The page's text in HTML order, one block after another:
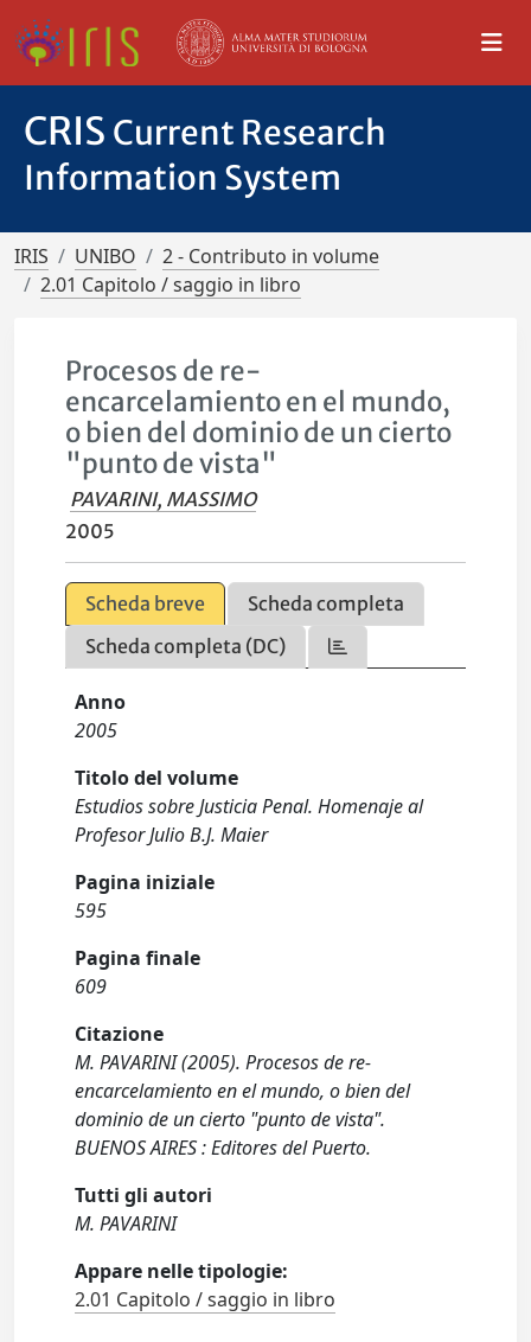
CRIS Current Research
Information System
IRIS UNIBO
2 - Contributo in volume
2.01 Capitolo / saggio in libro
Procesos de re-
encarcelamiento en el mundo,
o bien del dominio de un cierto
"punto de vista"
PAVARINI, MASSIMO
2005
Scheda breve
Scheda completa
Scheda completa (DC)
Anno
2005
Titolo del volume
Estudios sobre Justicia Penal. Homenaje al
Profesor Julio B.J. Maier
Pagina iniziale
595
Pagina finale
609
Citazione
M. PAVARINI (2005). Procesos de re-
encarcelamiento en el mundo, o bien del
dominio de un cierto "punto de vista".
BUENOS AIRES : Editores del Puerto.
Tutti gli autori
M. PAVARINI
Appare nelle tipologie:
2.01 Capitolo / saggio in libro